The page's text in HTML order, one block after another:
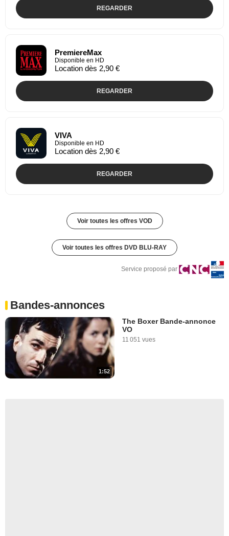
REGARDER
PremiereMax
Disponible en HD
Location dès 2,90 €
REGARDER
VIVA
Disponible en HD
Location dès 2,90 €
REGARDER
Voir toutes les offres VOD
Voir toutes les offres DVD BLU-RAY
Service proposé par
Bandes-annonces
1:52
The Boxer Bande-annonce
VO
11 051 vues